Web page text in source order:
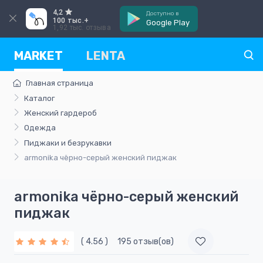
4,2
100 тыс.+
1,92 тыс. отзыва
Доступно в
Google Play
MARKET LENTA
Главная страница
Каталог
Женский гардероб
Одежда
Пиджаки и безрукавки
armonika чёрно-серый женский пиджак
armonika чёрно-серый женский
пиджак
( 4.56 ) 195 отзыв(ов)